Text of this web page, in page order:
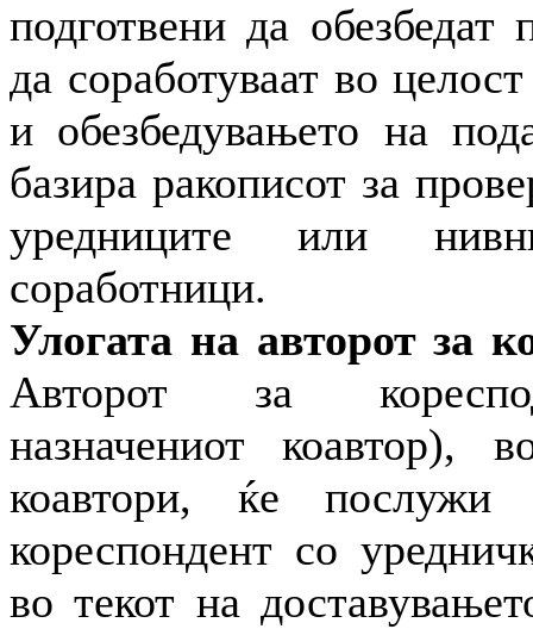
подготвени да
да соработуваат во
и обезбедувањето на
базира ракописот за
уредниците или
соработници.
Улогата на авторот за
Авторот за
назначениот коавтор),
коавтори, ќе послужи
кореспондент со
во текот на